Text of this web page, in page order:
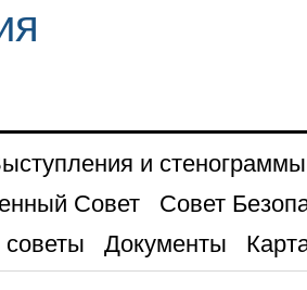
и стенограммы
Совет
Совет
Документы